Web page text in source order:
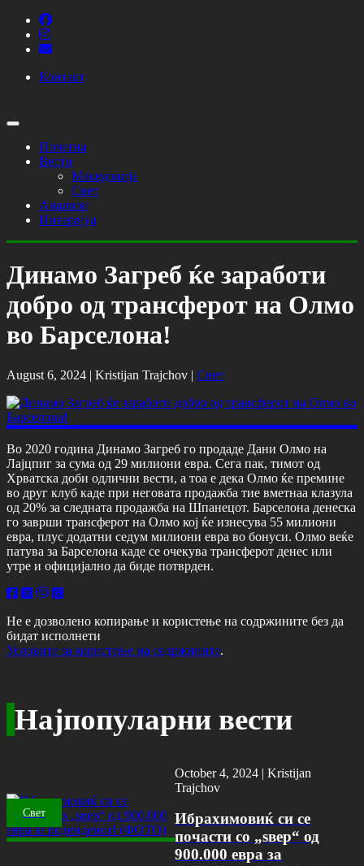
Контакт
Почетна
Вести
Македонија
Свет
Анализи
Интервјуа
Динамо Загреб ќе заработи
добро од трансферот на Олмо
во Барселона!
August 6, 2024 | Kristijan Trajchov | Свет
Во 2020 година Динамо Загреб го продаде Дани Олмо на
Лајцпиг за сума од 29 милиони евра. Сега пак, тимот од
Хрватска доби одлични вести, а тоа е дека Олмо ќе премине
во друг клуб каде при неговата продажба тие вметнаа клазула
од 20% за следната продажба на Шпанецот. Барселона денеска
го заврши трансферот на Олмо кој ќе изнесува 55 милиони
евра, плус додатни седум милиони евра во бонуси. Олмо веќе
патува за Барселона каде се очекува трансферот денес или
утре и официјално да биде потврден.
Не е дозволено копирање и користење на содржините без да
бидат исполнети
Условите за користење на содржините.
Најпопуларни вести
Свет
October 4, 2024 |Kristijan
Trajchov
Ибрахимовиќ си се
почасти со „ѕвер“ од
900.000 евра за